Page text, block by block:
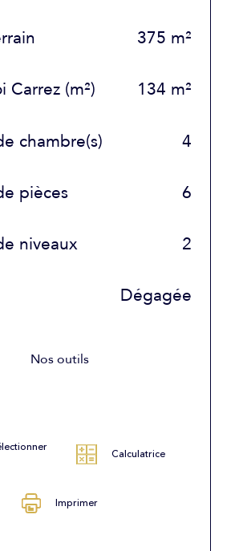
375 m²
Carrez (m²) 134 m²
chambre(s) 4
pièces 6
niveaux 2
Dégagée
Nos outils
Calculatrice
Imprimer